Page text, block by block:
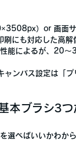
）or 画面
刷にも対応した高解
性能によるが、20
ャンバス設定は 「
本ブラシ3つ
を選べばいいかわ